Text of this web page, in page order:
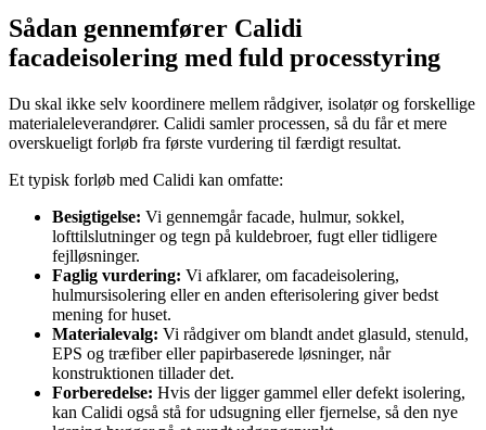
Sådan gennemfører Calidi
facadeisolering med fuld processtyring
Du skal ikke selv koordinere mellem rådgiver, isolatør og forskellige
materialeleverandører. Calidi samler processen, så du får et mere
overskueligt forløb fra første vurdering til færdigt resultat.
Et typisk forløb med Calidi kan omfatte:
Besigtigelse: Vi gennemgår facade, hulmur, sokkel,
lofttilslutninger og tegn på kuldebroer, fugt eller tidligere
fejlløsninger.
Faglig vurdering: Vi afklarer, om facadeisolering,
hulmursisolering eller en anden efterisolering giver bedst
mening for huset.
Materialevalg: Vi rådgiver om blandt andet glasuld, stenuld,
EPS og træfiber eller papirbaserede løsninger, når
konstruktionen tillader det.
Forberedelse: Hvis der ligger gammel eller defekt isolering,
kan Calidi også stå for udsugning eller fjernelse, så den nye